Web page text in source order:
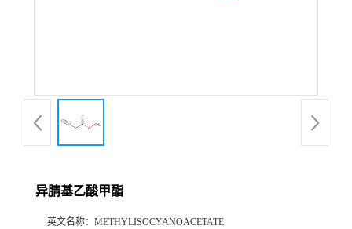
异腈基乙酸甲酯
英文名称： METHYLISOCYANOACETATE